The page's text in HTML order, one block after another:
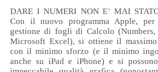
DARE I NUMERI NON E’ MAI
Con il nuovo programma Apple,
gestione di fogli di Calcolo
Microsoft Excel), si ottiene il massimo
con il minimo sforzo (e il minimo
anche su iPad e iPhone) e si